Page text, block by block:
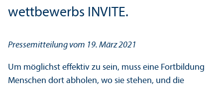
wettbewerbs INVITE.
Pressemitteilung vom 19. März 2021
Um möglichst effektiv zu sein, muss eine Fortbildung
Menschen dort abholen, wo sie stehen, und die